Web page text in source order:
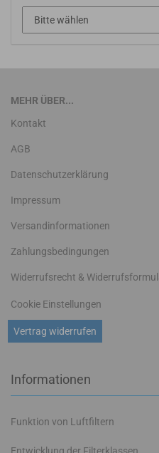
MEHR ÜBER...
Kontakt
AGB
Datenschutzerklärung
Impressum
Versandinformationen
Zahlungsbedingungen
Widerrufsrecht &
Vertrag widerrufen
Cookie Einstellungen
Informationen
Funktion von Luftfiltern